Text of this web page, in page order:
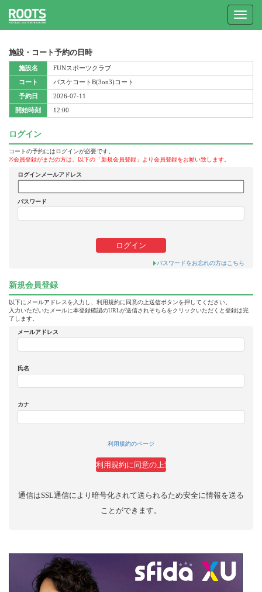
Toggle
施設・コート予約の日時
施設名
コート
予約日
開始時刻
FUNスポーツクラブ
バスケコートB(3on3)コート
2026-07-11
12:00
ログイン
コートの予約にはログインが必要です。
※会員登録がまだの方は、以下の「新規会員登録」より会員登録をお願い致します。
ログインメールアドレス
パスワード
パスワードをお忘れの方はこちら
新規会員登録
以下にメールアドレスを入力し、利用規約に同意の上送信ボタンを押してください。
入力いただいたメールに本登録確認のURLが送信されそちらをクリックいただくと登録は完
了します。
メールアドレス
氏名
カナ
利用規約のページ
通信はSSL通信により暗号化されて送られるため安全に情報を送る
ことができます。